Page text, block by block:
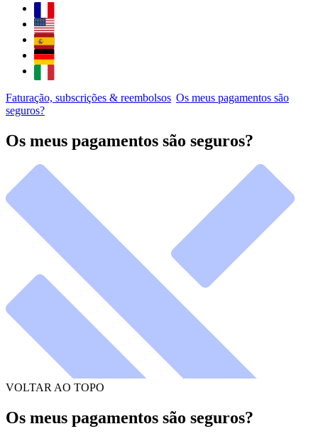
Faturação, subscrições & reembolsos Os meus pagamentos são
seguros?
Os meus pagamentos são seguros?
VOLTAR AO TOPO
Os meus pagamentos são seguros?